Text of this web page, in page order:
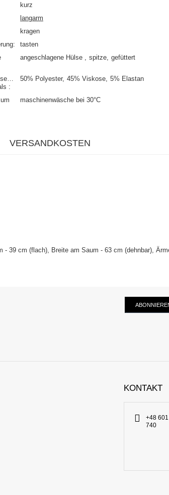
kurz
langarm
kragen
tasten
angeschlagene Hülse spitze gefüttert
50% Polyester 45% Viskose 5% Elastan
maschinenwäsche bei 30°C
VERSANDKOSTEN
39 cm (flach), Breite am Saum - 63 cm (dehnbar),
KONTAKT
+48
740